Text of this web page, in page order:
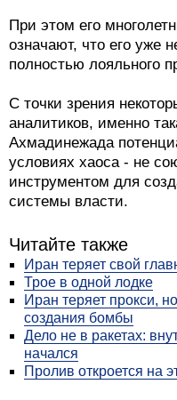
При этом его
означают, что его уже
полностью лояльного
С точки зрения
аналитиков, именно
Ахмадинежада
условиях хаоса - не
инструментом для
системы власти.
Читайте также
Иран теряет свой
Трое в одной лодке
Иран теряет прокси,
создания бомбы
Дело не в ракетах:
начался
Пролив откроется на